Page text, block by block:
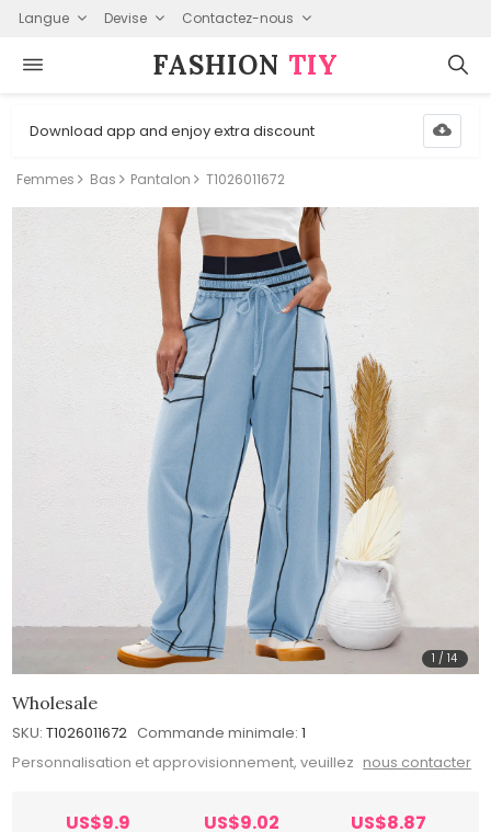
Langue Devise Contactez-nous
FASHION⁠ TIY
Download app and enjoy extra discount
Femmes Bas Pantalon T1026011672
1 /14
Wholesale
SKU: T1026011672 Commande minimale: 1
Personnalisation et approvisionnement, veuillez nous contacter
US$9.9 US$9.02 US$8.87